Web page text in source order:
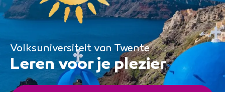
Volksuniversiteit van Twente
Leren voor je plezier